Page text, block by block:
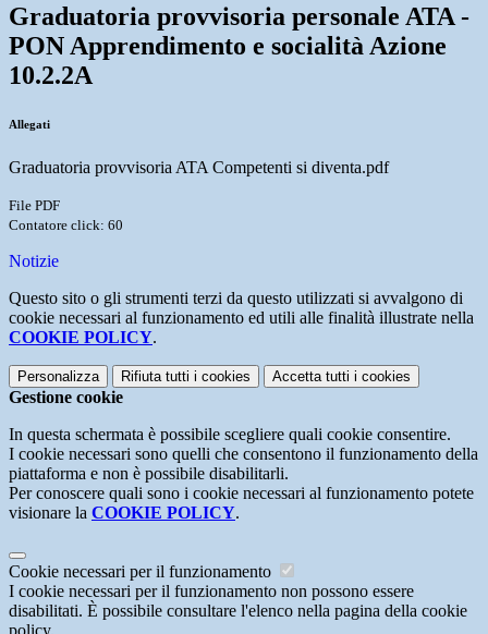
Graduatoria provvisoria personale ATA -
PON Apprendimento e socialità Azione
10.2.2A
Allegati
Graduatoria provvisoria ATA Competenti si diventa.pdf
File PDF
Contatore click: 60
Notizie
Questo sito o gli strumenti terzi da questo utilizzati si avvalgono di
cookie necessari al funzionamento ed utili alle finalità illustrate nella
COOKIE POLICY.
Personalizza Rifiuta tutti i cookies Accetta tutti i cookies
Gestione cookie
In questa schermata è possibile scegliere quali cookie consentire.
I cookie necessari sono quelli che consentono il funzionamento della
piattaforma e non è possibile disabilitarli.
Per conoscere quali sono i cookie necessari al funzionamento potete
visionare la COOKIE POLICY.
Cookie necessari per il funzionamento
I cookie necessari per il funzionamento non possono essere
disabilitati. È possibile consultare l'elenco nella pagina della cookie